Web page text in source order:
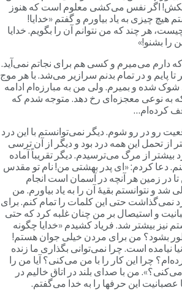
اگر نفس می‌کشی معلوم است که هنوز
هیچ چیزی به یاد بیاورم و گفتم «خدایا!
هر چند که من نتوانم آن را بگویم. خدایا
بشنو!»
دارم می‌میرم و کسی هم برای نجاتم نمی‌آید.
پایم و در تمام بدنم سرازیر می‌شد. با هر موج
شده و بمیرم. ولی من به مبارزه‌ام ادامه
به نوعی معجزه‌ای رخ دهد. متوجه شدم که
کرده‌ام…
رو در رو شوم. دیگر نمی‌توانستم با این درد
از تحمل این همه درد بود و دیگر از آن ترسی
بیشتر از مرگ می‌ترسیدم. دیگر تقریباً آماده
دعا کردم: «ای پدر بهشتی من! نام تو مقدس
در زمین هر آنچه در آسمان است انجام
و نتوانستم بقیۀ آن را به یاد بیاورم. من
حتی این کلمات را تمام کنم. برای
و استیصال بر من چنان غلبه کرد که حتی
نیز بیشتر شد. فریاد کشیدم «خدایا چگونه
بشود؟ من برای مردن خیلی جوان هستم!
نیامده است. چرا نمی‌توانی بگذاری ما زنده
چرا این کار را با من می‌کنی؟ آیا من را
من با صدای بلند در اتاق خالیم در
این حرفها را به خدا می‌گفتم.